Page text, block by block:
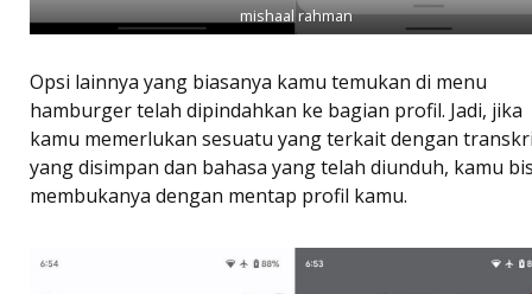
mishaal rahman
Opsi lainnya yang biasanya kamu temukan di menu
hamburger telah dipindahkan ke bagian profil. Jadi, jika
kamu memerlukan sesuatu yang terkait dengan
yang disimpan dan bahasa yang telah diunduh, kamu
membukanya dengan mentap profil kamu.